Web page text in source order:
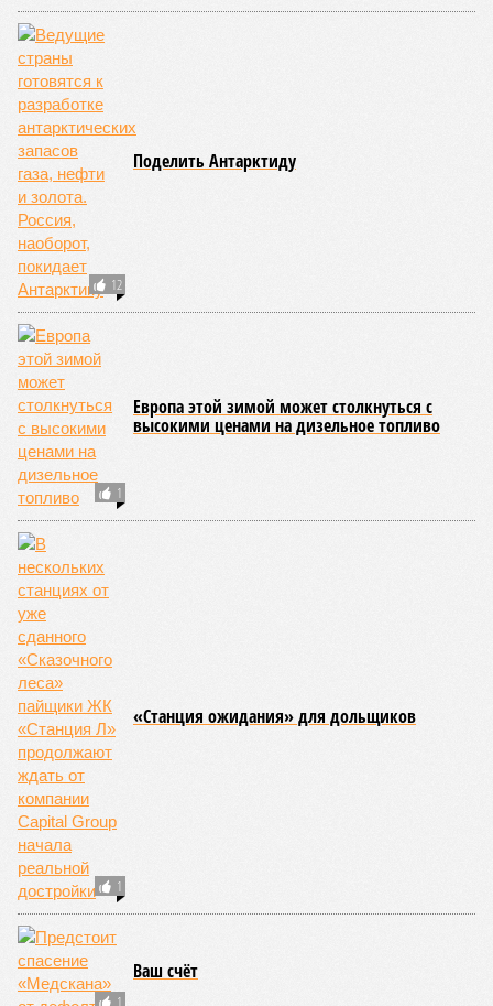
Новости smi2.ru
Минпромторг
Федеральный орган исполнительной власти, задача
государственной политики в сфере промышленного
и оборонно-промышленного комплекса.
14:07
Самолёт-разведчик НАТО замечен у берегов
Финского залива
13:45
Евросоюз нарастил импорт СПГ из России
13:32
Спасатель рассказала о плане действий на случай,
если кто-то заблудился в лесу
13:29
нейросетями и обращаются из-за этого к психологам
13:21
У побережья Турции обнаружили беспилотник
НОВОСТИ ПАРТНЕРОВ
Новости smi2.ru
Вебкамщицам скоро придётся одеться